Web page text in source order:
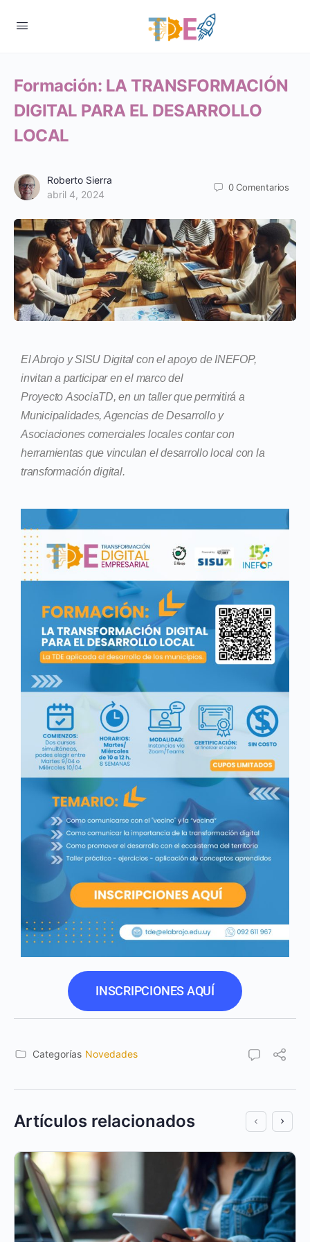
Formación: LA TRANSFORMACIÓN
DIGITAL PARA EL DESARROLLO
LOCAL
Roberto Sierra
abril 4, 2024
0Comentarios
El Abrojo y SISU Digital con el apoyo de INEFOP,
invitan a participar en el marco del
Proyecto AsociaTD, en un taller que permitirá a
Municipalidades, Agencias de Desarrollo y
Asociaciones comerciales locales contar con
herramientas que vinculan el desarrollo local con la
transformación digital.
INSCRIPCIONES AQUÍ
Categorías Novedades
Artículos relacionados